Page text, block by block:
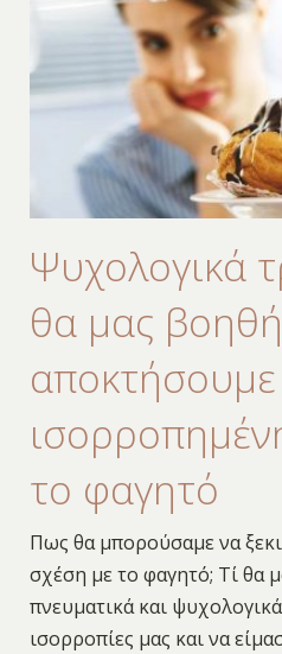
Ψυχολογικά
θα μας
το φαγητό
Πως θα μπορούσαμε να
σχέση με το φαγητό; Τί θα
πνευματικά και
ισορροπίες μας και να